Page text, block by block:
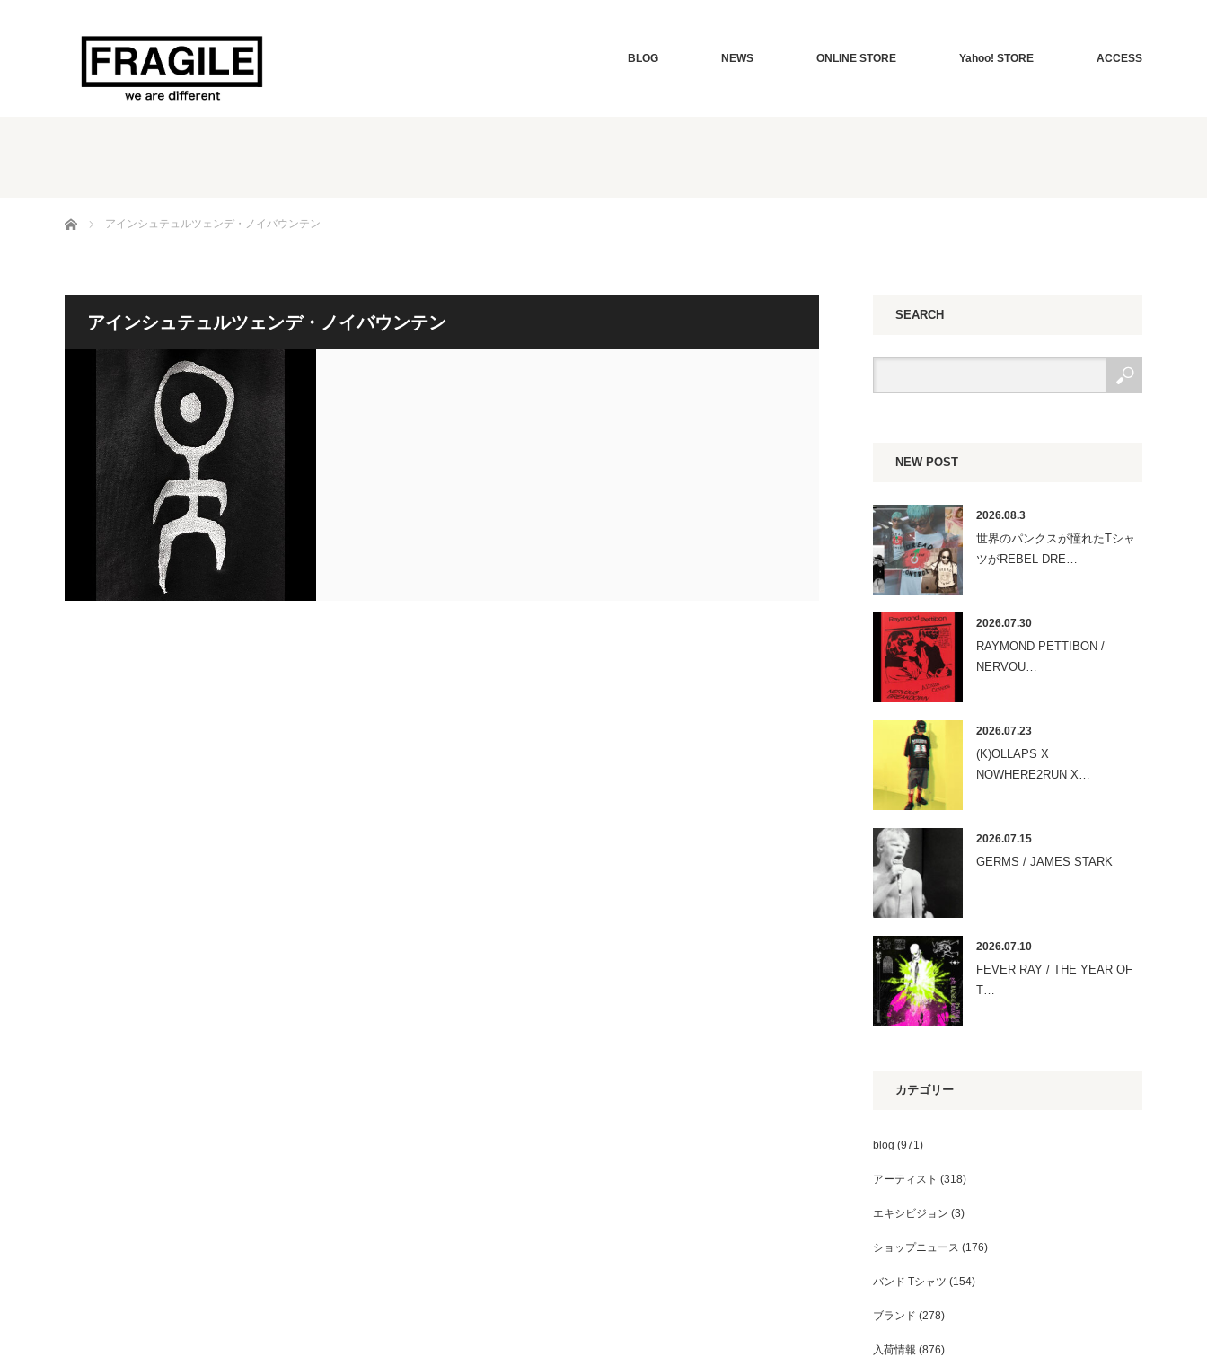
BLOG NEWS ONLINE STORE Yahoo! STORE ACCESS
ホーム アインシュテュルツェンデ・ノイバウンテン
アインシュテュルツェンデ・ノイバウンテン SEARCH
NEW POST
2026.08.3
世界のパンクスが憧れたTシャ
ツがREBEL DRE…
2026.07.30
RAYMOND PETTIBON /
NERVOU…
2026.07.23
(K)OLLAPS X
NOWHERE2RUN X…
2026.07.15
GERMS / JAMES STARK
2026.07.10
FEVER RAY / THE YEAR OF
T…
カテゴリー
blog (971)
アーティスト (318)
エキシビジョン (3)
ショップニュース (176)
バンド Tシャツ (154)
ブランド (278)
入荷情報 (876)